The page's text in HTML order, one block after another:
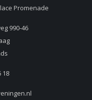
Promenade
990-46
18